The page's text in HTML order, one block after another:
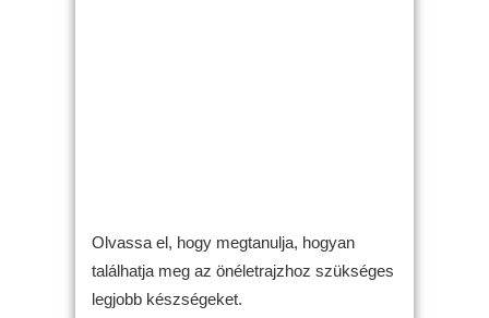
Olvassa el, hogy megtanulja, hogyan
találhatja meg az önéletrajzhoz szükséges
legjobb készségeket.